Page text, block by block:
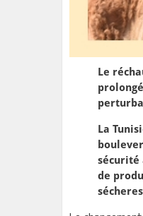
Le
La
sécurité
de